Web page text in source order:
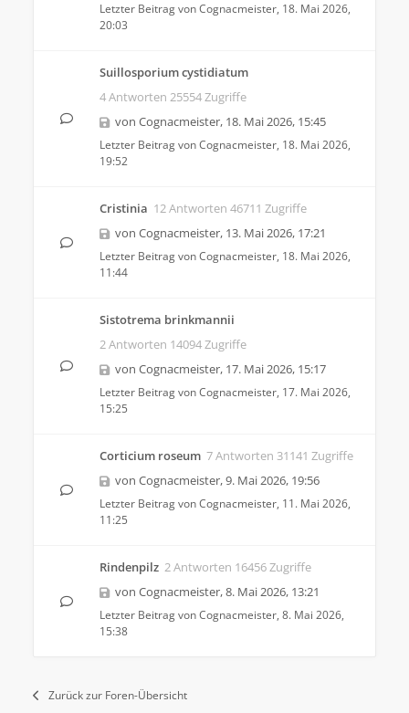
Letzter Beitrag vonCognacmeister, 18. Mai 2026,
20:03
Suillosporium cystidiatum
4 Antworten 25554 Zugriffe
von Cognacmeister, 18. Mai 2026, 15:45
Letzter Beitrag vonCognacmeister, 18. Mai 2026,
19:52
Cristinia 12 Antworten 46711 Zugriffe
von Cognacmeister, 13. Mai 2026, 17:21
Letzter Beitrag vonCognacmeister, 18. Mai 2026,
11:44
Sistotrema brinkmannii
2 Antworten 14094 Zugriffe
von Cognacmeister, 17. Mai 2026, 15:17
Letzter Beitrag vonCognacmeister, 17. Mai 2026,
15:25
Corticium roseum 7 Antworten 31141 Zugriffe
von Cognacmeister,9. Mai 2026, 19:56
Letzter Beitrag vonCognacmeister, 11. Mai 2026,
11:25
Rindenpilz 2 Antworten 16456 Zugriffe
von Cognacmeister,8. Mai 2026, 13:21
Letzter Beitrag vonCognacmeister, 8. Mai 2026,
15:38
Zurück zur Foren-Übersicht